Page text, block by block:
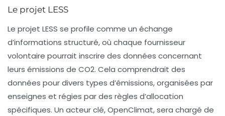
Le projet LESS
Le projet LESS se profile comme un échange
d’informations structuré, où chaque fournisseur
volontaire pourrait inscrire des données concernant
leurs émissions de CO2. Cela comprendrait des
données pour divers types d’émissions, organisées par
enseignes et régies par des règles d’allocation
spécifiques. Un acteur clé, OpenClimat, sera chargé de